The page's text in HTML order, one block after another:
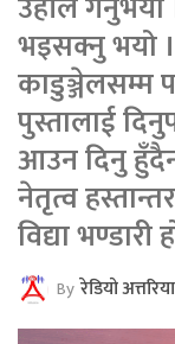
भइसक्नु भयो
काडुञ्जेलसम्म
पुस्तालाई
आउन दिनु
नेतृत्व
विद्या भण्डारी
By रेडियाे अत्तरिया